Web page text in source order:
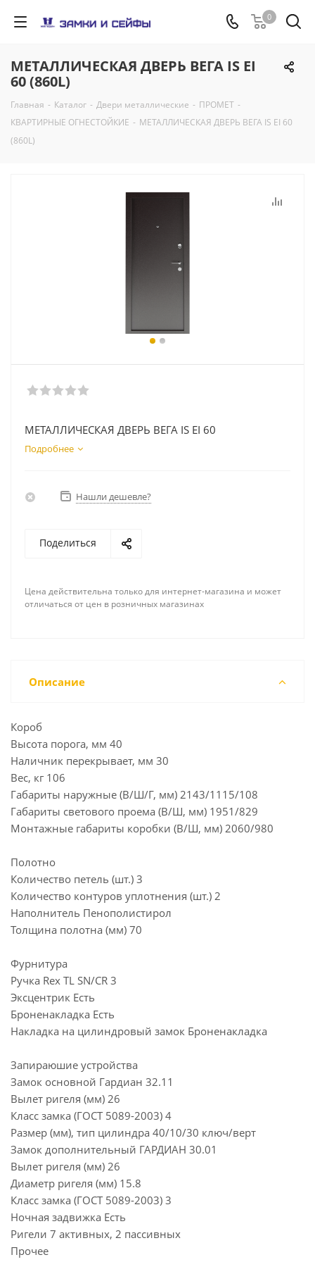
0
МЕТАЛЛИЧЕСКАЯ ДВЕРЬ ВЕГА IS EI
60 (860L)
Главная - Каталог - Двери металлические - ПРОМЕТ -
КВАРТИРНЫЕ ОГНЕСТОЙКИЕ - МЕТАЛЛИЧЕСКАЯ ДВЕРЬ ВЕГА IS EI 60
(860L)
МЕТАЛЛИЧЕСКАЯ ДВЕРЬ ВЕГА IS EI 60
Подробнее
Нашли дешевле?
Поделиться
Цена действительна только для интернет-магазина и может
отличаться от цен в розничных магазинах
Описание
Короб
Высота порога, мм 40
Наличник перекрывает, мм 30
Вес, кг 106
Габариты наружные (В/Ш/Г, мм) 2143/1115/108
Габариты светового проема (В/Ш, мм) 1951/829
Монтажные габариты коробки (В/Ш, мм) 2060/980
Полотно
Количество петель (шт.) 3
Количество контуров уплотнения (шт.) 2
Наполнитель Пенополистирол
Толщина полотна (мм) 70
Фурнитура
Ручка Rex TL SN/CR 3
Эксцентрик Есть
Броненакладка Есть
Накладка на цилиндровый замок Броненакладка
Запираюшие устройства
Замок основной Гардиан 32.11
Вылет ригеля (мм) 26
Класс замка (ГОСТ 5089-2003) 4
Размер (мм), тип цилиндра 40/10/30 ключ/верт
Замок дополнительный ГАРДИАН 30.01
Вылет ригеля (мм) 26
Диаметр ригеля (мм) 15.8
Класс замка (ГОСТ 5089-2003) 3
Ночная задвижка Есть
Ригели 7 активных, 2 пассивных
Прочее